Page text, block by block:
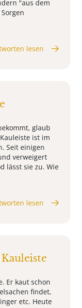
"aus dem
lesen
glaub
ist im
Seit einigen
verweigert
lässt sie zu. Wie
lesen
Er kaut schon
findet,
etc. Heute